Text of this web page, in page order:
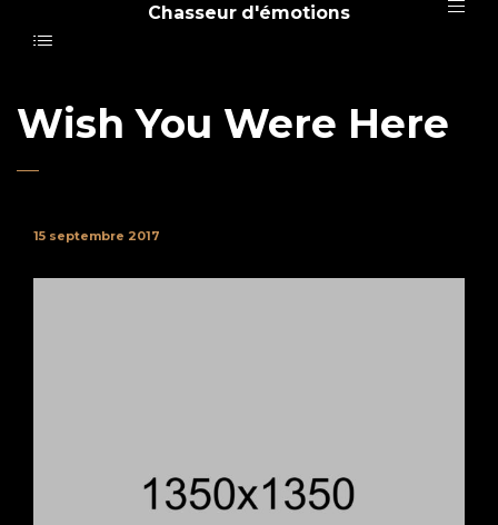
Chasseur d'émotions
Wish You Were Here
15 septembre 2017